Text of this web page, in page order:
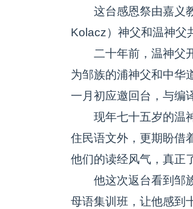
这台感恩祭由嘉义教
Kolacz）神父和温神父
二十年前，温神父开
为邹族的浦神父和中华
一月初应邀回台，与编
现年七十五岁的温神
住民语文外，更期盼借
他们的读经风气，真正
他这次返台看到邹族
母语集训班，让他感到